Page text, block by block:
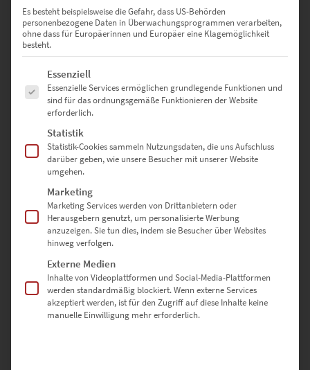
Sonderformate sind auf Anfrage möglich – nutze dazu einfach unser
Kontaktformular
Deine Vorteile bei Hochwertige-
Wandbilder.de
Perfekt auf dich zugeschnitten:
Ausführungen und Größen, die deinem Raum und Stil ideal
entsprechen.
Hochwertige Materialien:
Qualität und beeindruckende Details.
Vielseitige Einsatzmöglichkeiten:Passend für private und
geschäftliche Räume.
Einfache Montage:Dank durchdachter Befestigungslösungen
sofort bereit zum Aufhängen.
Sichere Lieferung:Dein Wandbild wird professionell verpackt,
damit es in einwandfreiem Zustand bei dir ankommt.
Setze mit „Künstlerhaus München“ ein persönliches Highlight in
Es besteht beispielsweise die Gefahr, dass US-Behörden
personenbezogene Daten in Überwachungsprogrammen verarbeiten,
ohne dass für Europäerinnen und Europäer eine Klagemöglichkeit
besteht.
Es folgt eine Liste der Service-Gruppen, für die eine Einwilligung
Essenziell
Essenzielle Services ermöglichen grundlegende Funktionen und
sind für das ordnungsgemäße Funktionieren der Website
erforderlich.
Statistik
Statistik-Cookies sammeln Nutzungsdaten, die uns Aufschluss
darüber geben, wie unsere Besucher mit unserer Website
umgehen.
Marketing
Marketing Services werden von Drittanbietern oder
Herausgebern genutzt, um personalisierte Werbung
anzuzeigen. Sie tun dies, indem sie Besucher über Websites
hinweg verfolgen.
Externe Medien
Inhalte von Videoplattformen und Social-Media-Plattformen
werden standardmäßig blockiert. Wenn externe Services
akzeptiert werden, ist für den Zugriff auf diese Inhalte keine
manuelle Einwilligung mehr erforderlich.